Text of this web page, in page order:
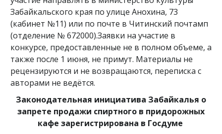
Забайкальского края по улице Анохина, 73
(кабинет №11) или по почте в Читинский почтамп
(отделение № 672000).Заявки на участие в
конкурсе, предоставленные не в полном объеме, а
также после 1 июня, не примут. Материалы не
рецензируются и не возвращаются, переписка с
авторами не ведётся.
Законодательная инициатива Забайкалья о
запрете продажи спиртного в придорожных
кафе зарегистрирована в Госдуме